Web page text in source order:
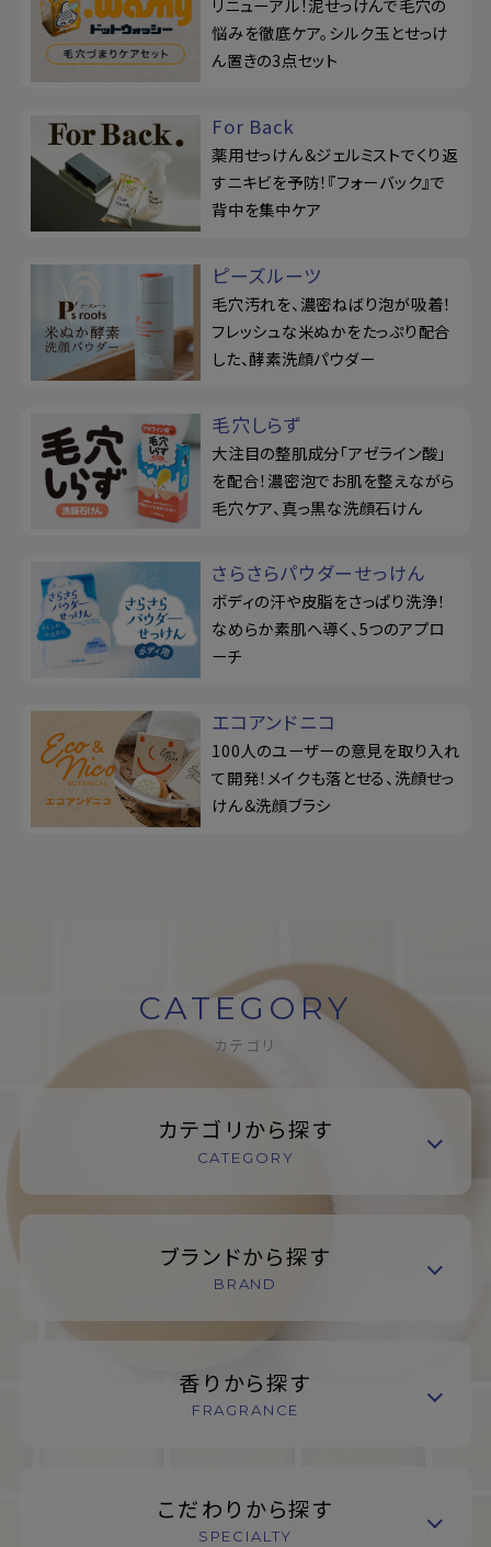
リニューアル！泥せっけんで毛穴の
悩みを徹底ケア。シルク玉とせっけ
ん置きの3点セット
For Back
薬用せっけん＆ジェルミストでくり返
すニキビを予防！『フォーバック』で
背中を集中ケア
ピーズルーツ
毛穴汚れを、濃密ねばり泡が吸着！
フレッシュな米ぬかをたっぷり配合
した、酵素洗顔パウダー
毛穴しらず
大注目の整肌成分「アゼライン酸」
を配合！濃密泡でお肌を整えながら
毛穴ケア、真っ黒な洗顔石けん
さらさらパウダーせっけん
ボディの汗や皮脂をさっぱり洗浄！
なめらか素肌へ導く、5つのアプロ
ーチ
エコアンドニコ
100人のユーザーの意見を取り入れ
て開発！メイクも落とせる、洗顔せっ
けん＆洗顔ブラシ
CATEGORY
カテゴリ
カテゴリから探す
CATEGORY
ブランドから探す
BRAND
香りから探す
FRAGRANCE
こだわりから探す
SPECIALTY